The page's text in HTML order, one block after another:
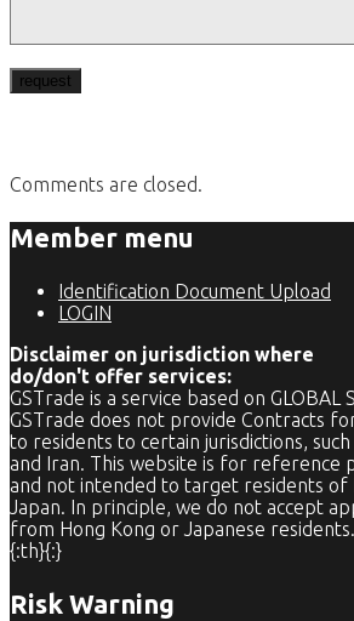
Comments are closed.
Member menu
Identification Document Upload
LOGIN
Disclaimer on jurisdiction where
do/don't offer services:
GSTrade is a service based on GLOBAL
GSTrade does not provide Contracts
to residents to certain jurisdictions, such
and Iran. This website is for reference
and not intended to target residents of
Japan. In principle, we do not accept
from Hong Kong or Japanese residents.
{:th}{:}
Risk Warning